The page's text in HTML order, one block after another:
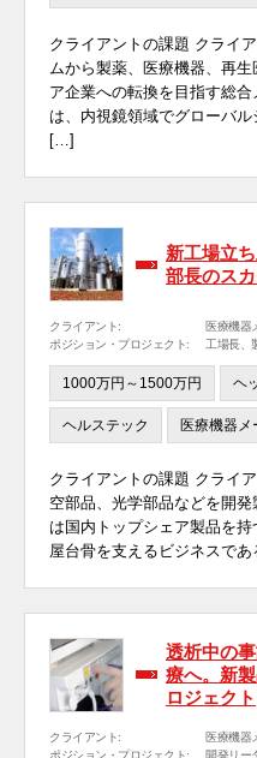
クライアントの課題 クライ
ムから製薬、医療機器、再
ア企業への転換を目指す総
は、内視鏡領域でグローバ
[…]
新工場立
部長のス
クライアント:
医療機器
ポジション・プロジェクト:
工場長、
1000万円～1500万円 ヘ
ヘルステック 医療機器メ
クライアントの課題 クライ
空部品、光学部品などを開
は国内トップシェア製品を
屋台骨を支えるビジネスで
透析中の
療へ。新
ロジェクト
クライアント:
医療機器
ポジション・プロジェクト:
開発リー